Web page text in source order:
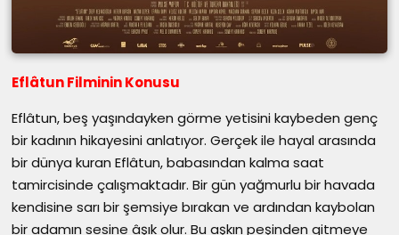
Eflâtun Filminin Konusu
Eflâtun, beş yaşındayken görme yetisini kaybeden genç
bir kadının hikayesini anlatıyor. Gerçek ile hayal arasında
bir dünya kuran Eflâtun, babasından kalma saat
tamircisinde çalışmaktadır. Bir gün yağmurlu bir havada
kendisine sarı bir şemsiye bırakan ve ardından kaybolan
bir adamın sesine âşık olur. Bu aşkın peşinden gitmeye